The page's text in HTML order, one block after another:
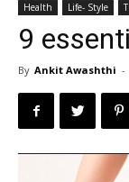
Health Life- Style
9
By Ankit Awashthi -